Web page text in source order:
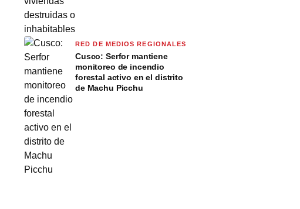
RED DE MEDIOS REGIONALES
Cusco: Serfor mantiene
monitoreo de incendio
forestal activo en el distrito
de Machu Picchu